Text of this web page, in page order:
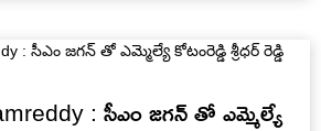
: సీఎం జగన్ తో ఎమ్మెల్యే